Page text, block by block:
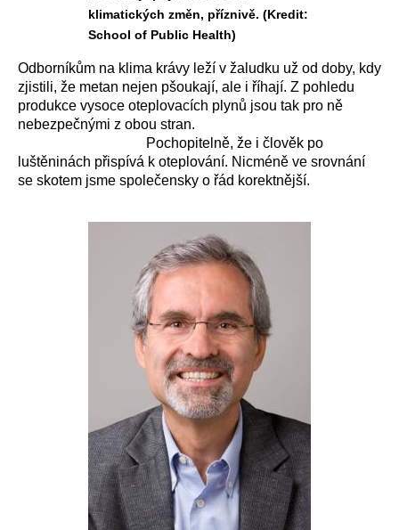
klimatických změn, příznivě. (Kredit:
School of Public Health)
Odborníkům na klima krávy leží v žaludku už od doby, kdy
zjistili, že metan nejen pšoukají, ale i říhají. Z pohledu
produkce vysoce oteplovacích plynů jsou tak pro ně
nebezpečnými z obou stran.
Pochopitelně, že i člověk po
luštěninách přispívá k oteplování. Nicméně ve srovnání
se skotem jsme společensky o řád korektnější.